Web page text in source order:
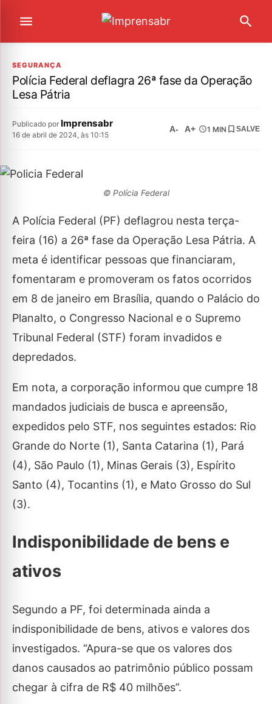
SEGURANÇA
Polícia Federal deflagra 26ª fase da Operação
Lesa Pátria
Publicado por Imprensabr
16 de abril de 2024, às 10:15
A- A+ 1 MIN SALVE
© Polícia Federal
A Polícia Federal (PF) deflagrou nesta terça-
feira (16) a 26ª fase da Operação Lesa Pátria. A
meta é identificar pessoas que financiaram,
fomentaram e promoveram os fatos ocorridos
em 8 de janeiro em Brasília, quando o Palácio do
Planalto, o Congresso Nacional e o Supremo
Tribunal Federal (STF) foram invadidos e
depredados.
Em nota, a corporação informou que cumpre 18
mandados judiciais de busca e apreensão,
expedidos pelo STF, nos seguintes estados: Rio
Grande do Norte (1), Santa Catarina (1), Pará
(4), São Paulo (1), Minas Gerais (3), Espírito
Santo (4), Tocantins (1), e Mato Grosso do Sul
(3).
Indisponibilidade de bens e
ativos
Segundo a PF, foi determinada ainda a
indisponibilidade de bens, ativos e valores dos
investigados. “Apura-se que os valores dos
danos causados ao patrimônio público possam
chegar à cifra de R$ 40 milhões”.